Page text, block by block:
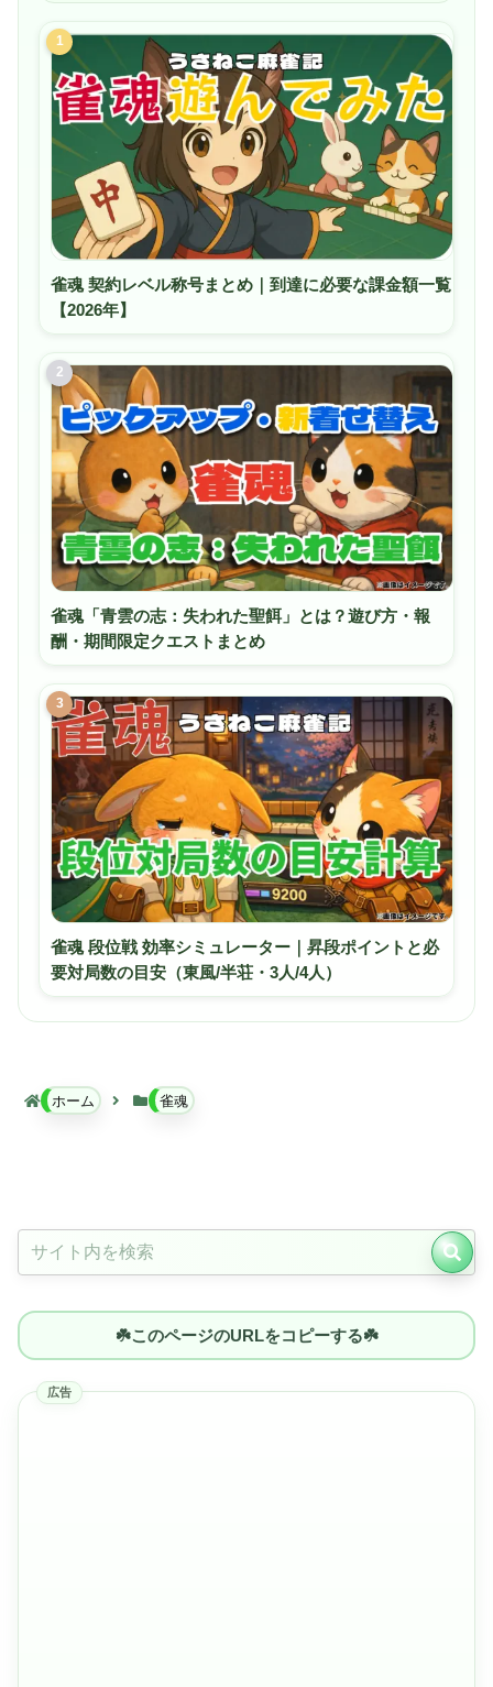
1
雀魂 契約レベル称号まとめ｜到達に必要な課金額一覧
【2026年】
2
雀魂「青雲の志：失われた聖餌」とは？遊び方・報
酬・期間限定クエストまとめ
3
雀魂 段位戦 効率シミュレーター｜昇段ポイントと必
要対局数の目安（東風/半荘・3人/4人）
ホーム 雀魂
☘️このページのURLをコピーする☘️
広告